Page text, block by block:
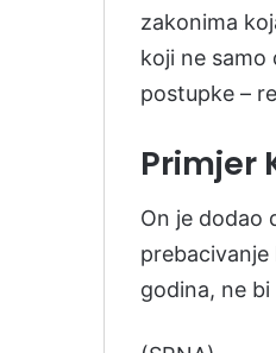
zakonima
koji ne samo
postupke –
Primjer
On je dodao
godina, ne